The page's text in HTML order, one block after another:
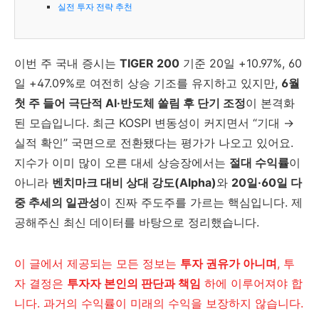
실전 투자 전략 추천
이번 주 국내 증시는 TIGER 200 기준 20일 +10.97%, 60
일 +47.09%로 여전히 상승 기조를 유지하고 있지만, 6월
첫 주 들어 극단적 AI·반도체 쏠림 후 단기 조정이 본격화
된 모습입니다. 최근 KOSPI 변동성이 커지면서 “기대 →
실적 확인” 국면으로 전환됐다는 평가가 나오고 있어요.
지수가 이미 많이 오른 대세 상승장에서는 절대 수익률이
아니라 벤치마크 대비 상대 강도(Alpha)와 20일·60일 다
중 추세의 일관성이 진짜 주도주를 가르는 핵심입니다. 제
공해주신 최신 데이터를 바탕으로 정리했습니다.
이 글에서 제공되는 모든 정보는 투자 권유가 아니며, 투
자 결정은 투자자 본인의 판단과 책임 하에 이루어져야 합
니다. 과거의 수익률이 미래의 수익을 보장하지 않습니다.